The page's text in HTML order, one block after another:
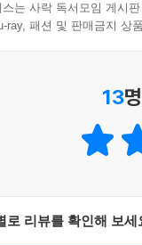
겹고, 때로는 유쾌하
알고 싶게 만든다.
달리 지금은 먹을 것
이 가득하고, 브로
B1이 잘 흡수되도
는 사락 독서모임 게시
ray, 패션 및 판매금지 상
13
로 리뷰를 확인해 보세